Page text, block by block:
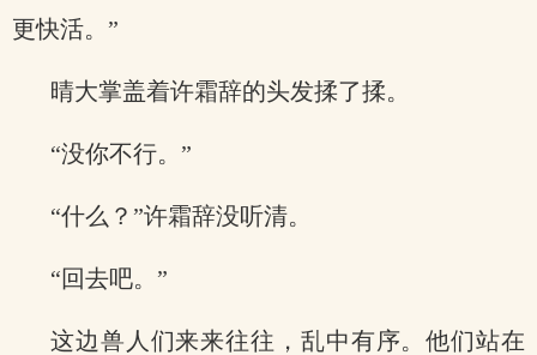
更快活。”
晴大掌盖着许霜辞的头发揉了揉。
“没你不行。”
“什么？”许霜辞没听清。
“回去吧。”
这边兽人们来来往往，乱中有序。他们站在